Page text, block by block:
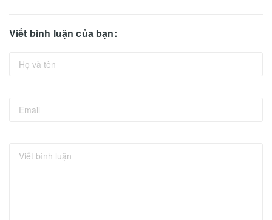
Viết bình luận của bạn: